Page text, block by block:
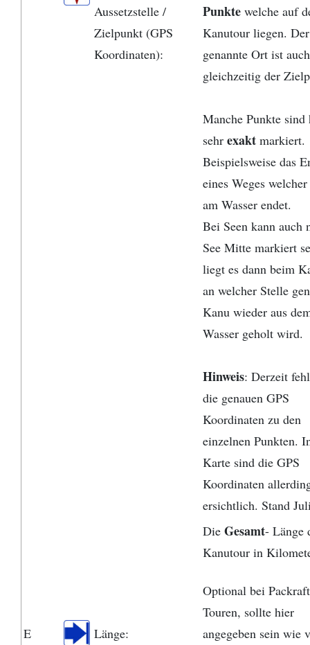
Aussetzstelle /
Zielpunkt (GPS
Koordinaten):
Punkte welche auf
Kanutour liegen.
genannte Ort ist auch
gleichzeitig der
Manche Punkte sind
sehr exakt markiert.
Beispielsweise das
eines Weges
am Wasser endet.
Bei Seen kann auch
See Mitte markiert
liegt es dann beim
an welcher Stelle
Kanu wieder aus
Wasser geholt wird.
Hinweis: Derzeit
die genauen GPS
Koordinaten zu den
einzelnen Punkten.
Karte sind die GPS
Koordinaten
ersichtlich. Stand
E Länge:
Die Gesamt- Länge
Kanutour in
Optional bei
Touren, sollte hier
angegeben sein wie